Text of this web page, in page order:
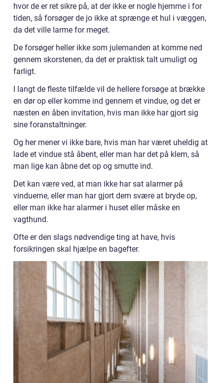
hvor de er ret sikre på, at der ikke er nogle hjemme i for
tiden, så forsøger de jo ikke at sprænge et hul i væggen,
da det ville larme for meget.
De forsøger heller ikke som julemanden at komme ned
gennem skorstenen, da det er praktisk talt umuligt og
farligt.
I langt de fleste tilfælde vil de hellere forsøge at brække
en dør op eller komme ind gennem et vindue, og det er
næsten en åben invitation, hvis man ikke har gjort sig
sine foranstaltninger.
Og her mener vi ikke bare, hvis man har været uheldig at
lade et vindue stå åbent, eller man har det på klem, så
man lige kan åbne det op og smutte ind.
Det kan være ved, at man ikke har sat alarmer på
vinduerne, eller man har gjort dem svære at bryde op,
eller man ikke har alarmer i huset eller måske en
vagthund.
Ofte er den slags nødvendige ting at have, hvis
forsikringen skal hjælpe en bagefter.